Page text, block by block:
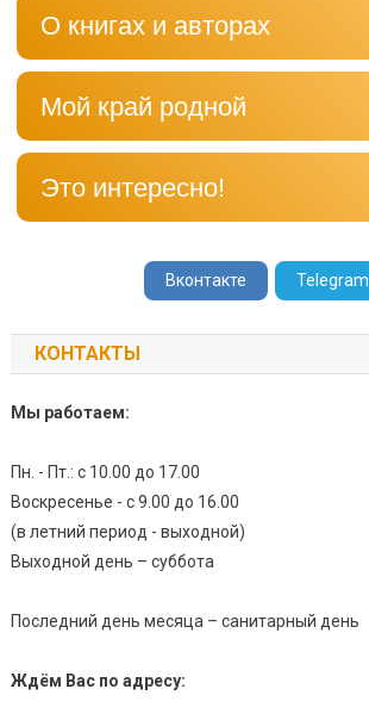
О книгах и авторах
Мой край родной
Это интересно!
Вконтакте Telegram
КОНТАКТЫ
Мы работаем:
Пн. - Пт.: с 10.00 до 17.00
Воскресенье - с 9.00 до 16.00
(в летний период - выходной)
Выходной день – суббота
Последний день месяца – санитарный день
Ждём Вас по адресу: